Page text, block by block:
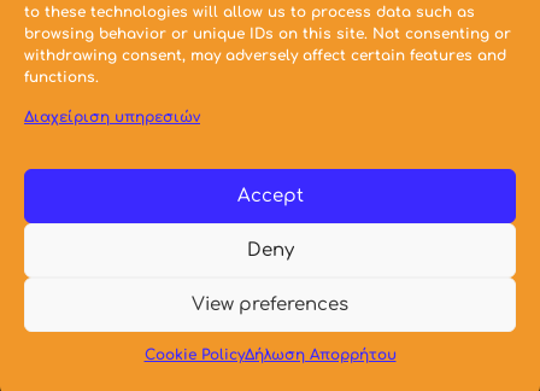
to these technologies will allow us to process data such as
browsing behavior or unique IDs on this site. Not consenting or
withdrawing consent, may adversely affect certain features and
functions.
Διαχείριση υπηρεσιών
Accept
Deny
View preferences
Cookie PolicyΔήλωση Απορρήτου
Μικρής Κλίμακας Κατασκευές - Κτίριο,
Δημιουργοί – Προηγούμενες Εκδόσεις